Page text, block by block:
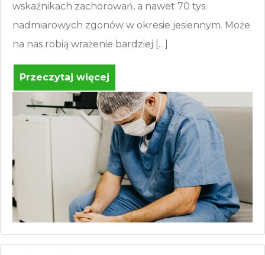
wskaźnikach zachorowań, a nawet 70 tys.
nadmiarowych zgonów w okresie jesiennym. Może
na nas robią wrażenie bardziej […]
Przeczytaj więcej